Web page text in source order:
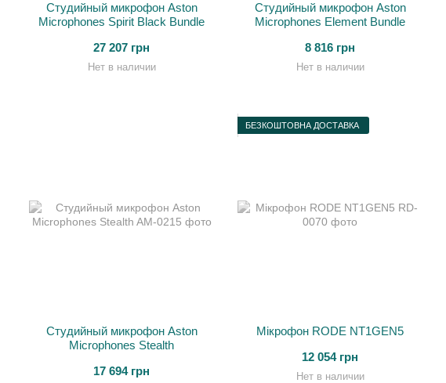
Студийный микрофон Aston
Microphones Spirit Black Bundle
27 207 грн
Нет в наличии
Студийный микрофон Aston
Microphones Element Bundle
8 816 грн
Нет в наличии
Студийный микрофон Aston
Microphones Stealth
17 694 грн
БЕЗКОШТОВНА ДОСТАВКА
Мікрофон RODE NT1GEN5
12 054 грн
Нет в наличии